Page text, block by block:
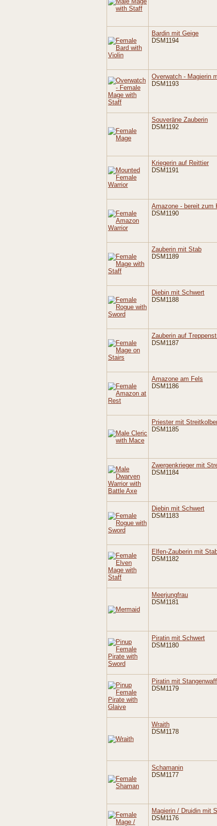
Bardin mit Geige
DSM1194
Overwatch - Magierin
DSM1193
Souveräne Zauberin
DSM1192
Kriegerin auf Reittier
DSM1191
Amazone - bereit zum
DSM1190
Zauberin mit Stab
DSM1189
Diebin mit Schwert
DSM1188
Zauberin auf
DSM1187
Amazone am Fels
DSM1186
Priester mit
DSM1185
Zwergenkrieger mit
DSM1184
Diebin mit Schwert
DSM1183
Elfen-Zauberin mit
DSM1182
Meerjungfrau
DSM1181
Piratin mit Schwert
DSM1180
Piratin mit
DSM1179
Wraith
DSM1178
Schamanin
DSM1177
Magierin / Druidin mit
DSM1176